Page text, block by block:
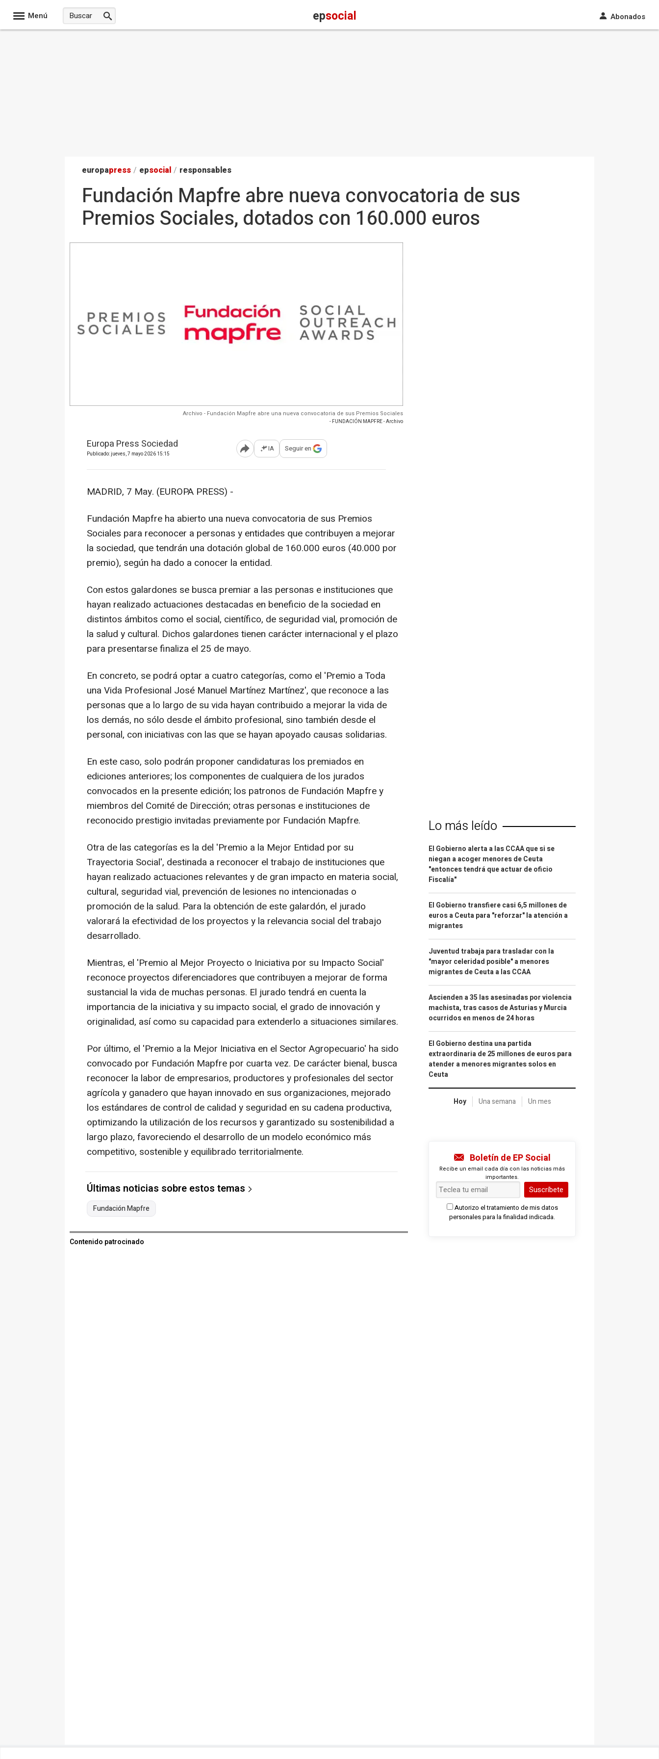
Menú epsocial Abonados
europapress / epsocial / responsables
Fundación Mapfre abre nueva convocatoria de sus
Premios Sociales, dotados con 160.000 euros
Archivo - Fundación Mapfre abre una nueva convocatoria de sus Premios Sociales
- FUNDACIÓN MAPFRE - Archivo
Europa Press Sociedad
Publicado: jueves, 7 mayo 2026 15:15 Abrir opciones para compartir
IA Seguir en
MADRID, 7 May. (EUROPA PRESS) -
Fundación Mapfre ha abierto una nueva convocatoria de sus Premios
Sociales para reconocer a personas y entidades que contribuyen a mejorar
la sociedad, que tendrán una dotación global de 160.000 euros (40.000 por
premio), según ha dado a conocer la entidad.
Con estos galardones se busca premiar a las personas e instituciones que
hayan realizado actuaciones destacadas en beneficio de la sociedad en
distintos ámbitos como el social, científico, de seguridad vial, promoción de
la salud y cultural. Dichos galardones tienen carácter internacional y el plazo
para presentarse finaliza el 25 de mayo.
En concreto, se podrá optar a cuatro categorías, como el 'Premio a Toda
una Vida Profesional José Manuel Martínez Martínez', que reconoce a las
personas que a lo largo de su vida hayan contribuido a mejorar la vida de
los demás, no sólo desde el ámbito profesional, sino también desde el
personal, con iniciativas con las que se hayan apoyado causas solidarias.
En este caso, solo podrán proponer candidaturas los premiados en
ediciones anteriores; los componentes de cualquiera de los jurados
convocados en la presente edición; los patronos de Fundación Mapfre y
miembros del Comité de Dirección; otras personas e instituciones de
reconocido prestigio invitadas previamente por Fundación Mapfre.
Otra de las categorías es la del 'Premio a la Mejor Entidad por su
Trayectoria Social', destinada a reconocer el trabajo de instituciones que
hayan realizado actuaciones relevantes y de gran impacto en materia social,
cultural, seguridad vial, prevención de lesiones no intencionadas o
promoción de la salud. Para la obtención de este galardón, el jurado
valorará la efectividad de los proyectos y la relevancia social del trabajo
desarrollado.
Mientras, el 'Premio al Mejor Proyecto o Iniciativa por su Impacto Social'
reconoce proyectos diferenciadores que contribuyen a mejorar de forma
sustancial la vida de muchas personas. El jurado tendrá en cuenta la
importancia de la iniciativa y su impacto social, el grado de innovación y
originalidad, así como su capacidad para extenderlo a situaciones similares.
Por último, el 'Premio a la Mejor Iniciativa en el Sector Agropecuario' ha sido
convocado por Fundación Mapfre por cuarta vez. De carácter bienal, busca
reconocer la labor de empresarios, productores y profesionales del sector
agrícola y ganadero que hayan innovado en sus organizaciones, mejorado
los estándares de control de calidad y seguridad en su cadena productiva,
optimizando la utilización de los recursos y garantizado su sostenibilidad a
largo plazo, favoreciendo el desarrollo de un modelo económico más
competitivo, sostenible y equilibrado territorialmente.
Últimas noticias sobre estos temas
Fundación Mapfre
Contenido patrocinado
Lo más leído
El Gobierno alerta a las CCAA que si se
niegan a acoger menores de Ceuta
"entonces tendrá que actuar de oficio
Fiscalía"
El Gobierno transfiere casi 6,5 millones de
euros a Ceuta para "reforzar" la atención a
migrantes
Juventud trabaja para trasladar con la
"mayor celeridad posible" a menores
migrantes de Ceuta a las CCAA
Ascienden a 35 las asesinadas por violencia
machista, tras casos de Asturias y Murcia
ocurridos en menos de 24 horas
El Gobierno destina una partida
extraordinaria de 25 millones de euros para
atender a menores migrantes solos en
Ceuta
Hoy Una semana Un mes
Boletín de EP Social
Recibe un email cada día con las noticias más
importantes.
Suscríbete
Autorizo el tratamiento de mis datos
personales para la finalidad indicada.